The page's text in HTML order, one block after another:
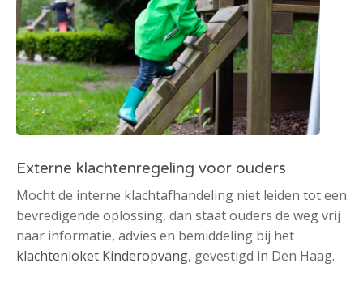
Externe klachtenregeling voor ouders
Mocht de interne klachtafhandeling niet leiden tot een
bevredigende oplossing, dan staat ouders de weg vrij
naar informatie, advies en bemiddeling bij het
klachtenloket Kinderopvang, gevestigd in Den Haag.